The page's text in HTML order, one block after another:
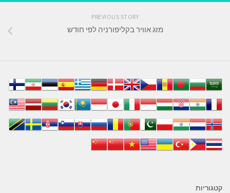
PREVIOUS STORY
מזג אוויר בקליפורניה לפי חודש
קטגוריות